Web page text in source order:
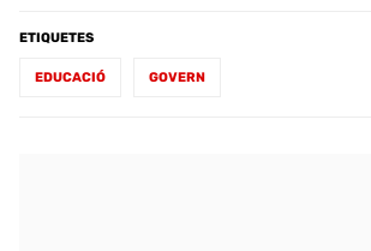
ETIQUETES
EDUCACIÓ GOVERN